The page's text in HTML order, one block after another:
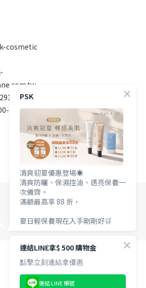
cosmetic
7272
18:00 例假日除外
PSK
清爽迎夏優惠登場☀️
清爽防曬、保濕控油、透亮保養一
次備齊。
滿額最高享 88 折，
夏日輕保養現在入手剛剛好🛒
連結LINE拿$ 500 購物金
點擊立刻連結拿優惠
連結 LINE 帳號